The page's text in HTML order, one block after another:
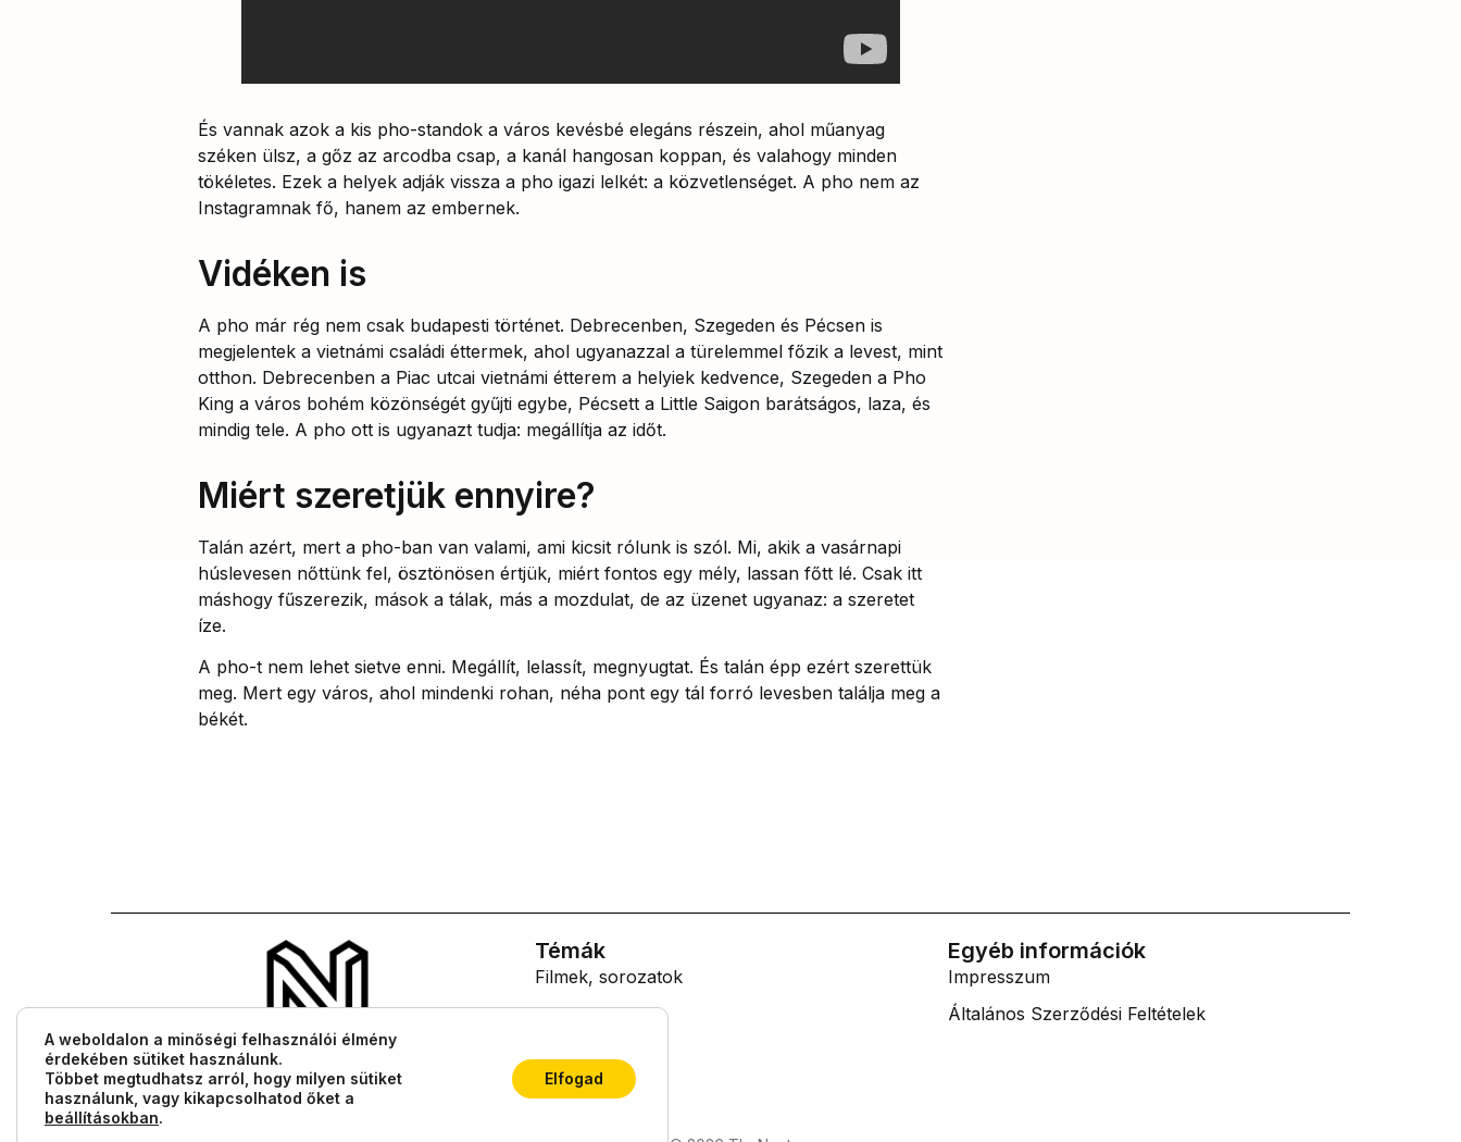
És vannak azok a kis pho-standok a város kevésbé elegáns részein, ahol műanyag
széken ülsz, a gőz az arcodba csap, a kanál hangosan koppan, és valahogy minden
tökéletes. Ezek a helyek adják vissza a pho igazi lelkét: a közvetlenséget. A pho nem az
Instagramnak fő, hanem az embernek.
Vidéken is
A pho már rég nem csak budapesti történet. Debrecenben, Szegeden és Pécsen is
megjelentek a vietnámi családi éttermek, ahol ugyanazzal a türelemmel főzik a levest, mint
otthon. Debrecenben a Piac utcai vietnámi étterem a helyiek kedvence, Szegeden a Pho
King a város bohém közönségét gyűjti egybe, Pécsett a Little Saigon barátságos, laza, és
mindig tele. A pho ott is ugyanazt tudja: megállítja az időt.
Miért szeretjük ennyire?
Talán azért, mert a pho-ban van valami, ami kicsit rólunk is szól. Mi, akik a vasárnapi
húslevesen nőttünk fel, ösztönösen értjük, miért fontos egy mély, lassan főtt lé. Csak itt
máshogy fűszerezik, mások a tálak, más a mozdulat, de az üzenet ugyanaz: a szeretet
íze.
A pho-t nem lehet sietve enni. Megállít, lelassít, megnyugtat. És talán épp ezért szerettük
meg. Mert egy város, ahol mindenki rohan, néha pont egy tál forró levesben találja meg a
békét.
Témák
Filmek, sorozatok
Lifestyle
Tudás
Egyéb információk
Impresszum
Általános Szerződési Feltételek
A weboldalon a minőségi felhasználói élmény
érdekében sütiket használunk.
Többet megtudhatsz arról, hogy milyen sütiket
használunk, vagy kikapcsolhatod őket a
beállításokban.
Elfogad